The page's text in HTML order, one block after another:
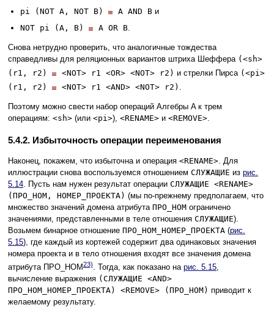
pi (NOT A, NOT B)
A AND B и
NOT pi (A, B)
A OR B
Снова нетрудно проверить, что аналогичные тождества
справедливы для реляционных вариантов штриха Шеффера (<sh>
(r1, r2)
<NOT> r1 <OR> <NOT> r2) и стрелки Пирса (<pi>
(r1, r2)
<NOT> r1 <AND> <NOT> r2)
Поэтому можно свести набор операций Алгебры A к трем
операциям: <sh> (или <pi>), <RENAME> и <REMOVE>
5.4.2. Избыточность операции переименования
Наконец, покажем, что избыточна и операция <RENAME> . Для
иллюстрации снова воспользуемся отношением СЛУЖАЩИЕ из рис.
5.14 . Пусть нам нужен результат операции СЛУЖАЩИЕ <RENAME>
(ПРО_НОМ, НОМЕР_ПРОЕКТА) (мы по-прежнему предполагаем, что
множество значений домена атрибута ПРО_НОМ ограничено
значениями, представленными в теле отношения СЛУЖАЩИЕ).
Возьмем бинарное отношение ПРО_НОМ_НОМЕР_ПРОЕКТА (рис.
5.15), где каждый из кортежей содержит два одинаковых значения
номера проекта и в тело отношения входят все значения домена
атрибута ПРО_НОМ23). Тогда, как показано на рис. 5.15,
вычисление выражения (СЛУЖАЩИЕ <AND>
ПРО_НОМ_НОМЕР_ПРОЕКТА) <REMOVE> (ПРО_НОМ) приводит к
желаемому результату.